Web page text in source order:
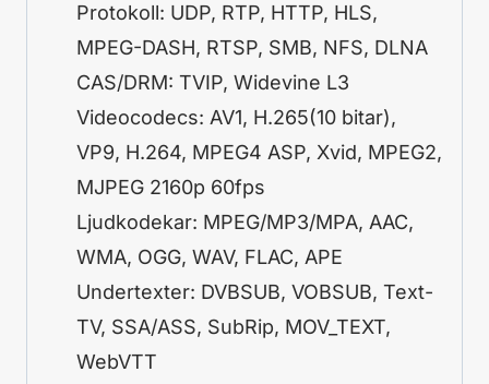
Protokoll: UDP, RTP, HTTP, HLS,
MPEG-DASH, RTSP, SMB, NFS, DLNA
CAS/DRM: TVIP, Widevine L3
Videocodecs: AV1, H.265(10 bitar),
VP9, H.264, MPEG4 ASP, Xvid, MPEG2,
MJPEG 2160p 60fps
Ljudkodekar: MPEG/MP3/MPA, AAC,
WMA, OGG, WAV, FLAC, APE
Undertexter: DVBSUB, VOBSUB, Text-
TV, SSA/ASS, SubRip, MOV_TEXT,
WebVTT